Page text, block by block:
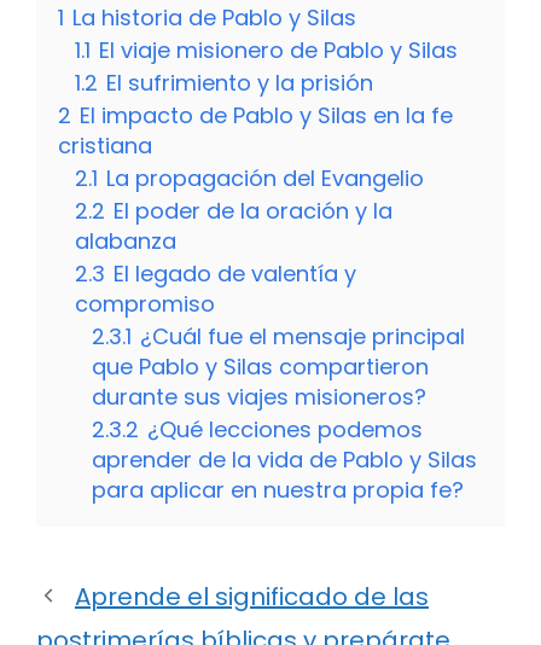
1 La historia de Pablo y Silas
1.1 El viaje misionero de Pablo y Silas
1.2 El sufrimiento y la prisión
2 El impacto de Pablo y Silas en la fe
cristiana
2.1 La propagación del Evangelio
2.2 El poder de la oración y la
alabanza
2.3 El legado de valentía y
compromiso
2.3.1 ¿Cuál fue el mensaje principal
que Pablo y Silas compartieron
durante sus viajes misioneros?
2.3.2 ¿Qué lecciones podemos
aprender de la vida de Pablo y Silas
para aplicar en nuestra propia fe?
Aprende el significado de las